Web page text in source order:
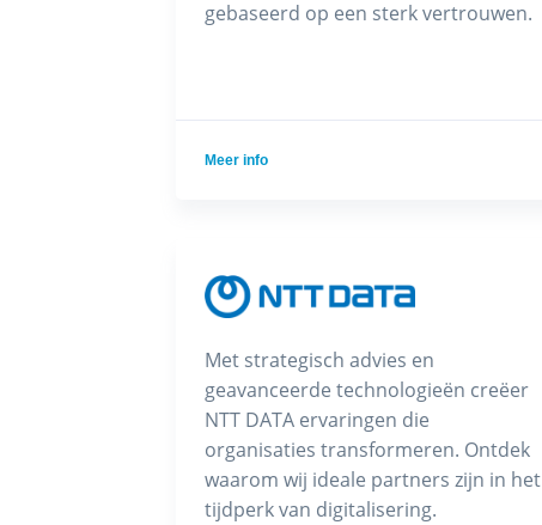
gebaseerd op een sterk vertrouwen.
Meer info
Met strategisch advies en
geavanceerde technologieën creëer
NTT DATA ervaringen die
organisaties transformeren. Ontdek
waarom wij ideale partners zijn in het
tijdperk van digitalisering.